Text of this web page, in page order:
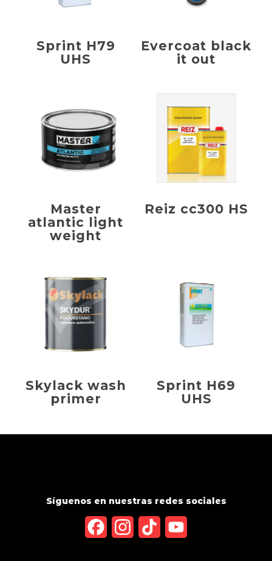
Sprint H79
UHS
Evercoat black
it out
Master
atlantic light
weight
Reiz cc300 HS
Skylack wash
primer
Sprint H69
UHS
Síguenos en nuestras redes sociales
FacebookInstagram
TikTok